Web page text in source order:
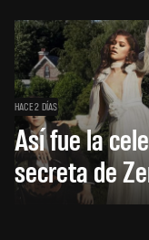
HACE 2 DÍAS
Así fue la
secreta de